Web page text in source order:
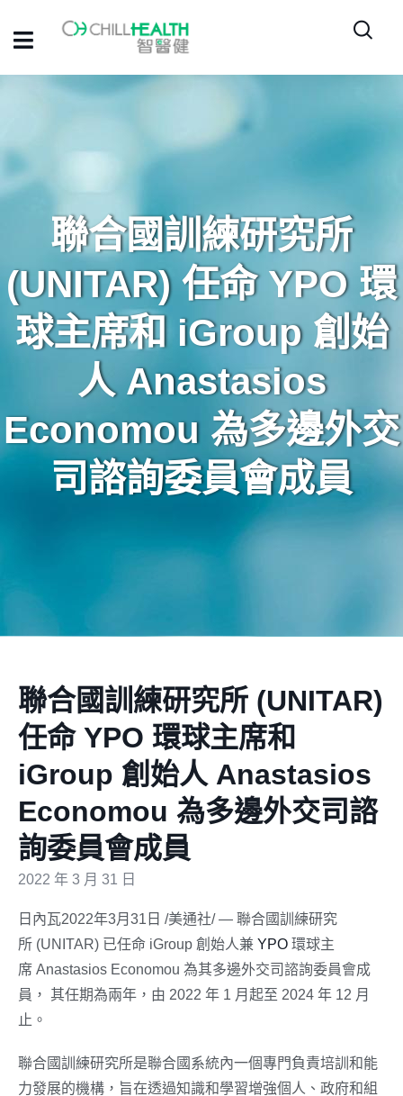
聯合國訓練研究所
(UNITAR) 任命 YPO 環
球主席和 iGroup 創始
人 Anastasios
Economou 為多邊外交
司諮詢委員會成員
聯合國訓練研究所 (UNITAR)
任命 YPO 環球主席和
iGroup 創始人 Anastasios
Economou 為多邊外交司諮
詢委員會成員
2022 年 3 月 31 日
日內瓦2022年3月31日 /美通社/ — 聯合國訓練研究
所 (UNITAR) 已任命 iGroup 創始人兼 YPO 環球主
席 Anastasios Economou 為其多邊外交司諮詢委員會成
員， 其任期為兩年，由 2022 年 1 月起至 2024 年 12 月
止。
聯合國訓練研究所是聯合國系統內一個專門負責培訓和能
力發展的機構，旨在透過知識和學習增強個人、政府和組